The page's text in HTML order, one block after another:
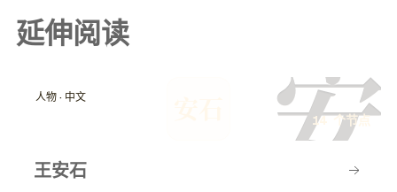
延伸阅读
安
人物 · 中文
14 个节点
王安石